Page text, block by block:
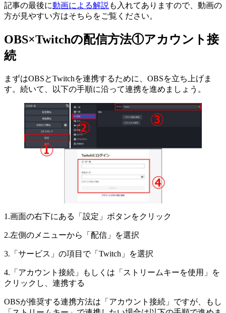
記事の最後に動画による解説 も入れてありますので、動画の
方が見やすい方はそちらをご覧ください。
OBS×Twitchの配信方法①アカウント接
続
まずはOBSとTwitchを連携するために、OBSを立ち上げま
す。続いて、以下の手順に沿って連携を進めましょう。
1.画面の右下にある「設定」ボタンをクリック
2.左側のメニューから「配信」を選択
3.「サービス」の項目で「Twitch」を選択
4.「アカウント接続」もしくは「ストリームキーを使用」を
クリックし、連携する
OBSが推奨する連携方法は「アカウント接続」ですが、もし